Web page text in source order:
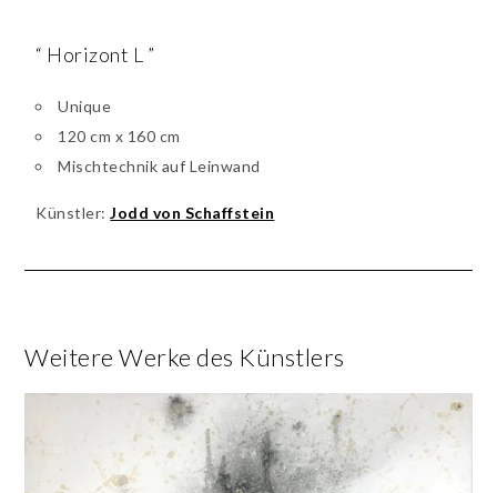
“ Horizont L ”
Unique
120 cm x 160 cm
Mischtechnik auf Leinwand
Künstler:Jodd von Schaffstein
Weitere Werke des Künstlers